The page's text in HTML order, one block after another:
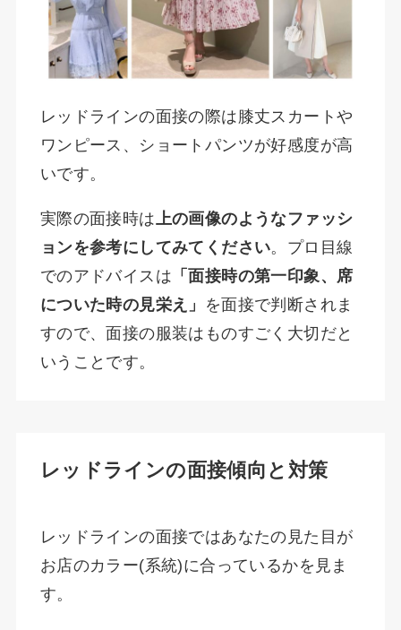
レッドラインの面接の際は膝丈スカートや
ワンピース、ショートパンツが好感度が高
いです。
実際の面接時は上の画像のようなファッシ
ョンを参考にしてみてください。プロ目線
でのアドバイスは 「面接時の第一印象、席
についた時の見栄え」
を面接で判断されま
すので、面接の服装はものすごく大切だと
いうことです。
レッドラインの面接傾向と対策
レッドラインの面接ではあなたの見た目が
お店のカラー(系統)に合っているかを見ま
す。